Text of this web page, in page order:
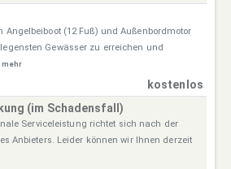
(12 Fuß) und Außenbordmotor
Gewässer zu erreichen und
mehr
kostenlos
(im Schadensfall)
Serviceleistung richtet sich nach der
Anbieters. Leider können wir Ihnen derzeit